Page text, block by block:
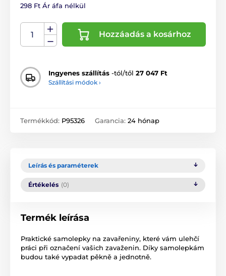
298 Ft Ár áfa nélkül
Hozzáadás a kosárhoz
Ingyenes szállítás -tól/től 27 047 Ft
Szállítási módok ›
Termékkód: P95326 Garancia: 24 hónap
Leírás és paraméterek
Értékelés (0)
Termék leírása
Praktické samolepky na zavařeniny, které vám ulehčí
práci při označení vašich zavaženin. Díky samolepkám
budou také vypadat pěkně a jednotně.